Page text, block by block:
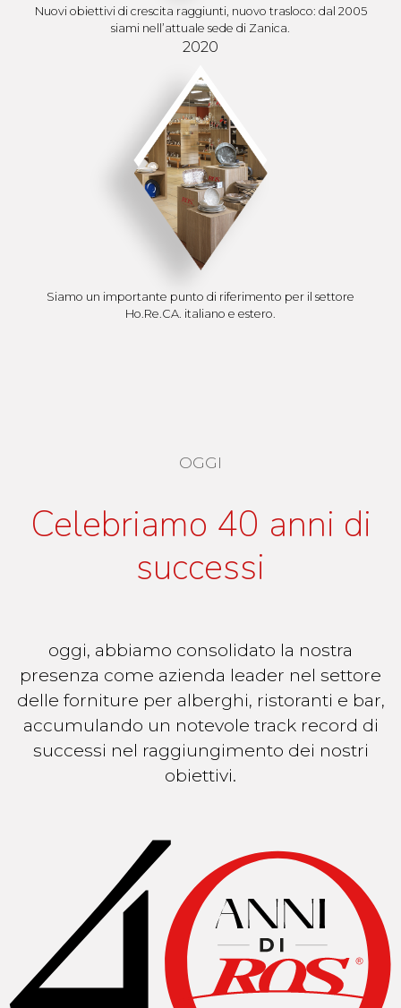
Nuovi obiettivi di crescita raggiunti, nuovo trasloco: dal 2005
siami nell’attuale sede di Zanica.
2020
Siamo un importante punto di riferimento per il settore
Ho.Re.CA. italiano e estero.
OGGI
Celebriamo 40 anni di
successi
oggi, abbiamo consolidato la nostra
presenza come azienda leader nel settore
delle forniture per alberghi, ristoranti e bar,
accumulando un notevole track record di
successi nel raggiungimento dei nostri
obiettivi.